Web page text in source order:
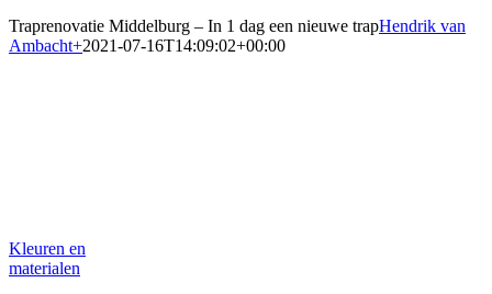
Traprenovatie Middelburg – In 1 dag een nieuwe trapHendrik van
Ambacht+2021-07-16T14:09:02+00:00
Kleuren en
materialen